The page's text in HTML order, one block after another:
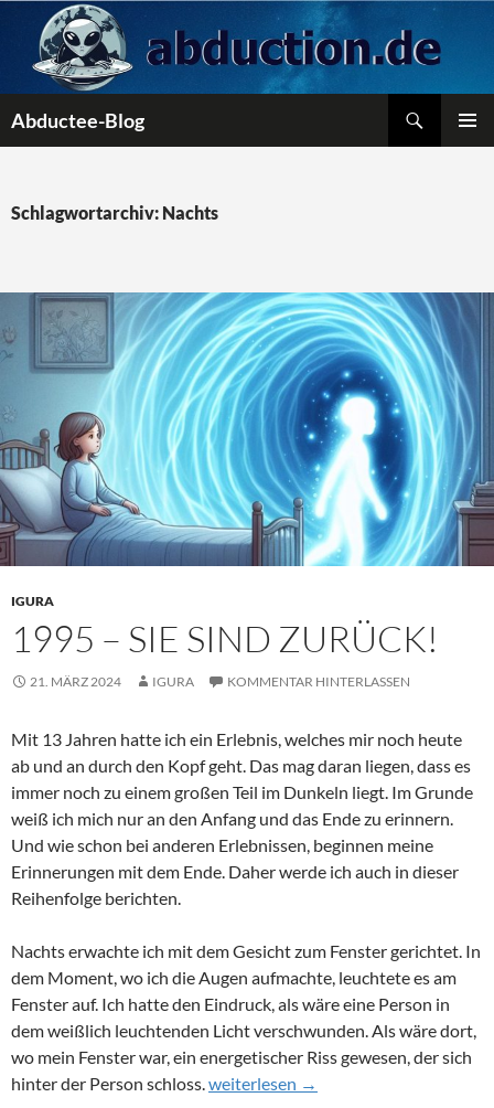
Inhalt
springen
Abductee-Blog
Schlagwortarchiv: Nachts
IGURA
1995 – SIE SIND ZURÜCK!
21. MÄRZ 2024 IGURA KOMMENTAR HINTERLASSEN
Mit 13 Jahren hatte ich ein Erlebnis, welches mir noch heute
ab und an durch den Kopf geht. Das mag daran liegen, dass es
immer noch zu einem großen Teil im Dunkeln liegt. Im Grunde
weiß ich mich nur an den Anfang und das Ende zu erinnern.
Und wie schon bei anderen Erlebnissen, beginnen meine
Erinnerungen mit dem Ende. Daher werde ich auch in dieser
Reihenfolge berichten.
Nachts erwachte ich mit dem Gesicht zum Fenster gerichtet. In
dem Moment, wo ich die Augen aufmachte, leuchtete es am
Fenster auf. Ich hatte den Eindruck, als wäre eine Person in
dem weißlich leuchtenden Licht verschwunden. Als wäre dort,
wo mein Fenster war, ein energetischer Riss gewesen, der sich
hinter der Person schloss.1995 – Sie sind zurück!
weiterlesen →